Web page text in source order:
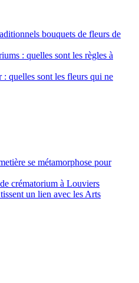
bouquets de fleurs de
: quelles sont les règles à
quelles sont les fleurs qui ne
se métamorphose pour
crématorium à Louviers
un lien avec les Arts